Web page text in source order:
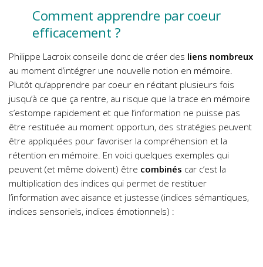
Comment apprendre par coeur
efficacement ?
Philippe Lacroix conseille donc de créer des liens nombreux
au moment d’intégrer une nouvelle notion en mémoire.
Plutôt qu’apprendre par coeur en récitant plusieurs fois
jusqu’à ce que ça rentre, au risque que la trace en mémoire
s’estompe rapidement et que l’information ne puisse pas
être restituée au moment opportun, des stratégies peuvent
être appliquées pour favoriser la compréhension et la
rétention en mémoire. En voici quelques exemples qui
peuvent (et même doivent) être combinés car c’est la
multiplication des indices qui permet de restituer
l’information avec aisance et justesse (indices sémantiques,
indices sensoriels, indices émotionnels) :